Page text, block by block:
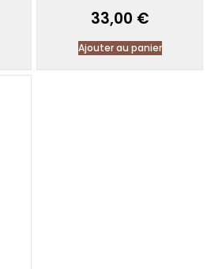
33,00 €
Ajouter au panier